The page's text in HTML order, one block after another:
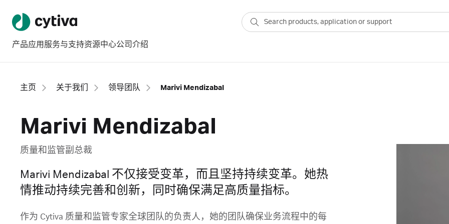
产品应用 服务与支持资源中心公司介绍
主页 关于我们 领导团队 Marivi Mendizabal
Marivi Mendizabal
质量和监管副总裁
Marivi Mendizabal 不仅接受变革，而且坚持持续变革。她热
情推动持续完善和创新，同时确保满足高质量指标。
作为 Cytiva 质量和监管专家全球团队的负责人，她的团队确保业务流程中的每